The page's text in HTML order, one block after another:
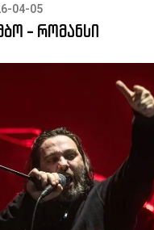
04-05
- რომანსი